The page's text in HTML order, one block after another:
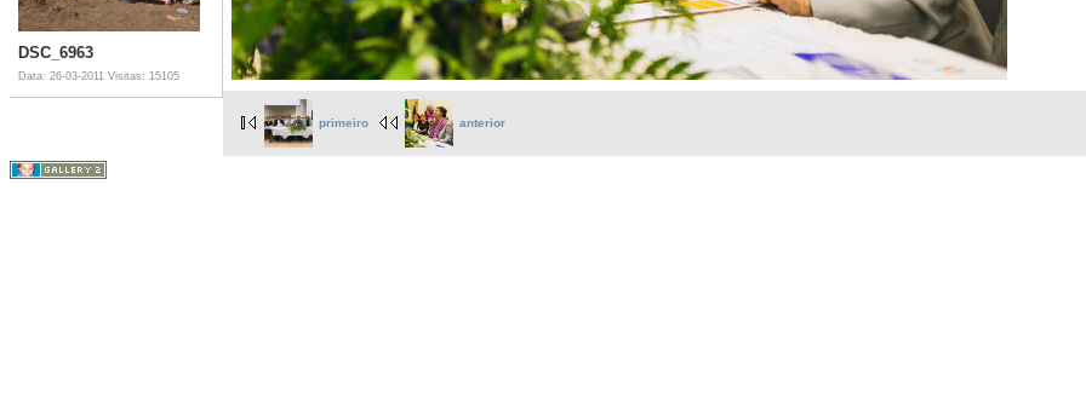
DSC_6963
Data: 26-03-2011 Visitas: 15105
primeiro anterior